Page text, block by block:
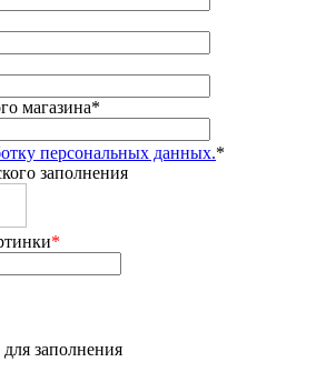
магазина*
персональных данных.*
заполнения
*
заполнения